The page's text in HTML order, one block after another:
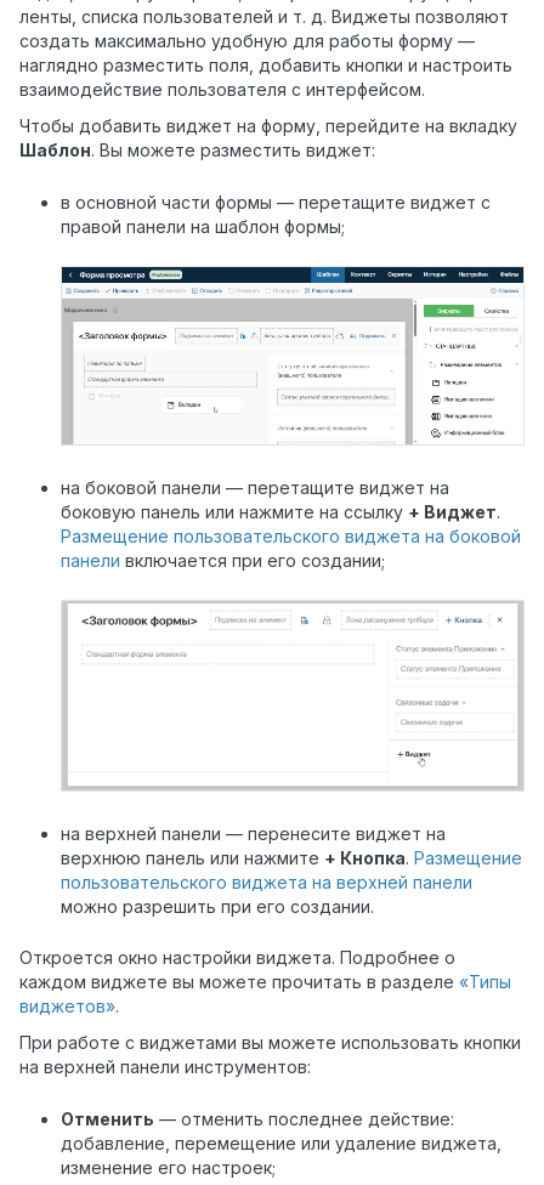
ленты, списка пользователей и т. д. Виджеты позволяют
создать максимально удобную для работы форму —
наглядно разместить поля, добавить кнопки и настроить
взаимодействие пользователя с интерфейсом.
Чтобы добавить виджет на форму, перейдите на вкладку
Шаблон. Вы можете разместить виджет:
в основной части формы — перетащите виджет с
правой панели на шаблон формы;
на боковой панели — перетащите виджет на
боковую панель или нажмите на ссылку + Виджет.
Размещение пользовательского виджета на боковой
панели включается при его создании;
на верхней панели — перенесите виджет на
верхнюю панель или нажмите + Кнопка. Размещение
пользовательского виджета на верхней панели
можно разрешить при его создании.
Откроется окно настройки виджета. Подробнее о
каждом виджете вы можете прочитать в разделе «Типы
виджетов».
При работе с виджетами вы можете использовать кнопки
на верхней панели инструментов:
Отменить — отменить последнее действие:
добавление, перемещение или удаление виджета,
изменение его настроек;